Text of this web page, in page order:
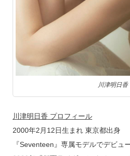
川津明日香
川津明日香 プロフィール
2000年2月12日生まれ 東京都出身
『Seventeen』専属モデルでデビュ